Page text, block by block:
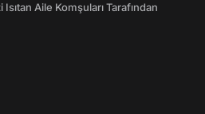
Aile Komşuları Tarafından